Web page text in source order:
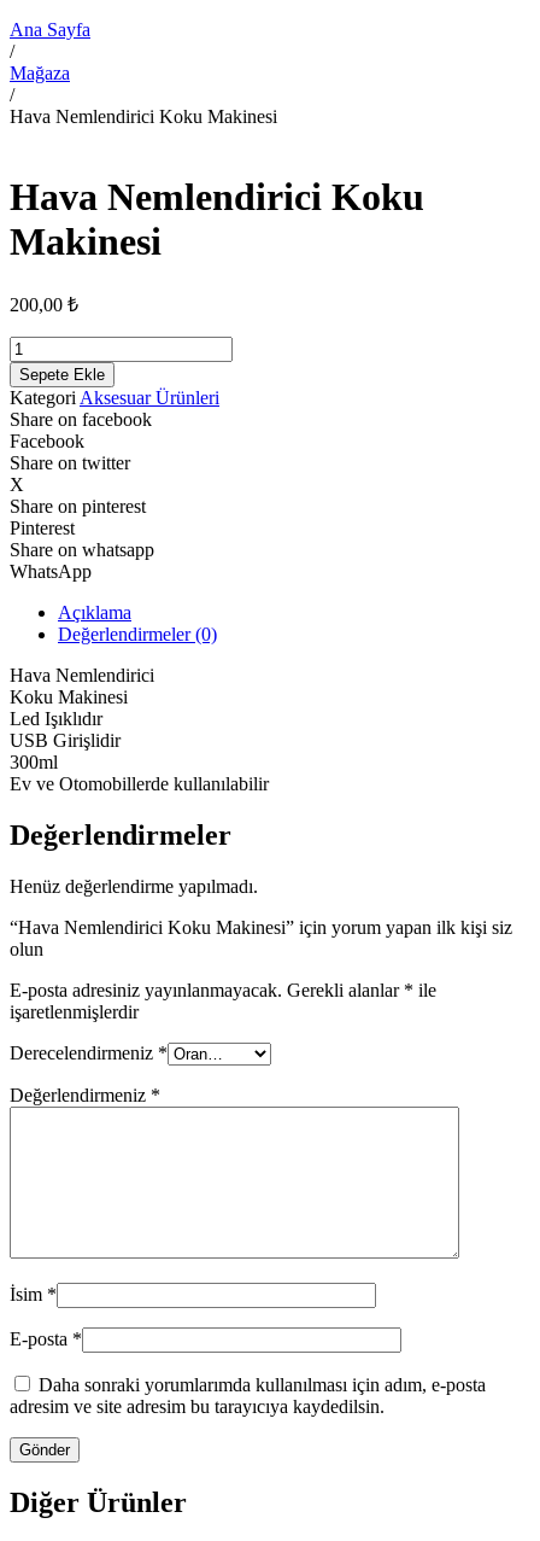
Ana Sayfa
/
Mağaza
/
Hava Nemlendirici Koku Makinesi
Hava Nemlendirici Koku
Makinesi
200,00 ₺
Hava
Nemlendirici
Koku
Makinesi
adet
Sepete Ekle
Kategori Aksesuar Ürünleri
Share on facebook
Facebook
Share on twitter
X
Share on pinterest
Pinterest
Share on whatsapp
WhatsApp
Açıklama
Değerlendirmeler (0)
Hava Nemlendirici
Koku Makinesi
Led Işıklıdır
USB Girişlidir
300ml
Ev ve Otomobillerde kullanılabilir
Değerlendirmeler
Henüz değerlendirme yapılmadı.
“Hava Nemlendirici Koku Makinesi” için yorum yapan ilk kişi siz
olun
E-posta adresiniz yayınlanmayacak. Gerekli alanlar * ile
işaretlenmişlerdir
Derecelendirmeniz *
Değerlendirmeniz *
İsim *
E-posta *
Daha sonraki yorumlarımda kullanılması için adım, e-posta
adresim ve site adresim bu tarayıcıya kaydedilsin.
Diğer Ürünler